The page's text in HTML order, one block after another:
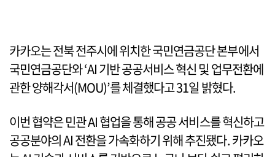
카카오는 전북 전주시에 위치한 국민연금공단 본부에서
국민연금공단와 ‘AI 기반 공공서비스 혁신 및 업무전환에
관한 양해각서(MOU)’를 체결했다고 31일 밝혔다.
이번 협약은 민관 AI 협업을 통해 공공 서비스를 혁신하고
공공분야의 AI 전환을 가속화하기 위해 추진됐다. 카카오